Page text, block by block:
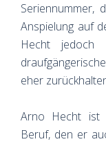
Seriennummer,
Anspielung auf
Hecht
eher
Arno Hecht ist
Beruf, den er